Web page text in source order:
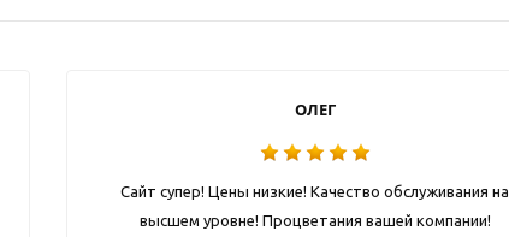
ОЛЕГ
Сайт супер! Цены низкие! Качество обслуживания на
высшем уровне! Процветания вашей компании!